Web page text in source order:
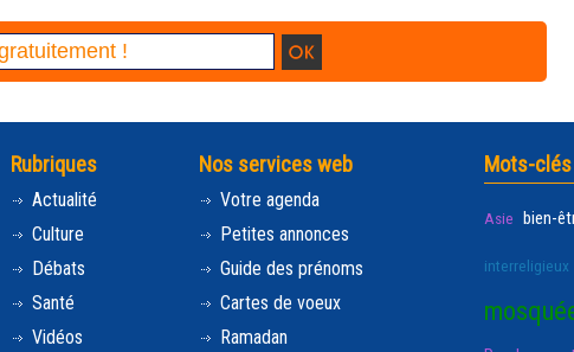
Rubriques
Actualité
Culture
Débats
Santé
Vidéos
Nos services web
Votre agenda
Petites annonces
Guide des prénoms
Cartes de voeux
Ramadan
Mots-
Asie bien-
interreligieux